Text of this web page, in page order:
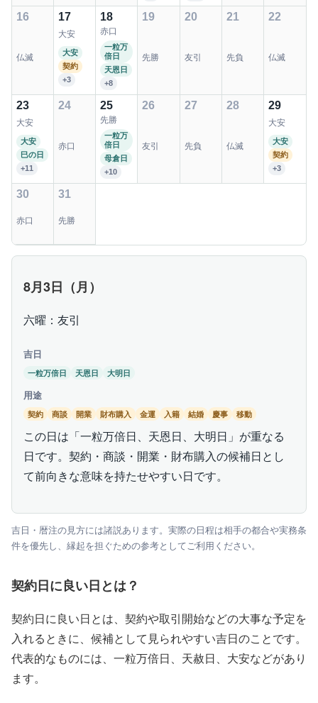
16
仏滅
17
大安
大安
契約
+3
18
赤口
一粒万
倍日
天恩日
+8
19
先勝
20
友引
21
先負
22
仏滅
23
大安
大安
巳の日
+11
24
赤口
25
先勝
一粒万
倍日
母倉日
+10
26
友引
27
先負
28
仏滅
29
大安
大安
契約
+3
30
赤口
31
先勝
8月3日（月）
六曜：友引
吉日
一粒万倍日 天恩日 大明日
用途
契約 商談 開業 財布購入 金運 入籍 結婚 慶事 移動
この日は「一粒万倍日、天恩日、大明日」が重なる
日です。契約・商談・開業・財布購入の候補日とし
て前向きな意味を持たせやすい日です。
吉日・暦注の見方には諸説あります。実際の日程は相手の都合や実務条
件を優先し、縁起を担ぐための参考としてご利用ください。
契約日に良い日とは？
契約日に良い日とは、契約や取引開始などの大事な予定を
入れるときに、候補として見られやすい吉日のことです。
代表的なものには、一粒万倍日、天赦日、大安などがあり
ます。